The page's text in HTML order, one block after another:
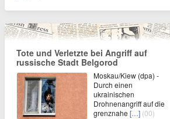
Tote und Verletzte bei Angriff auf
russische Stadt Belgorod
Moskau/Kiew (dpa) -
Durch einen
ukrainischen
Drohnenangriff auf die
grenznahe […] (00)